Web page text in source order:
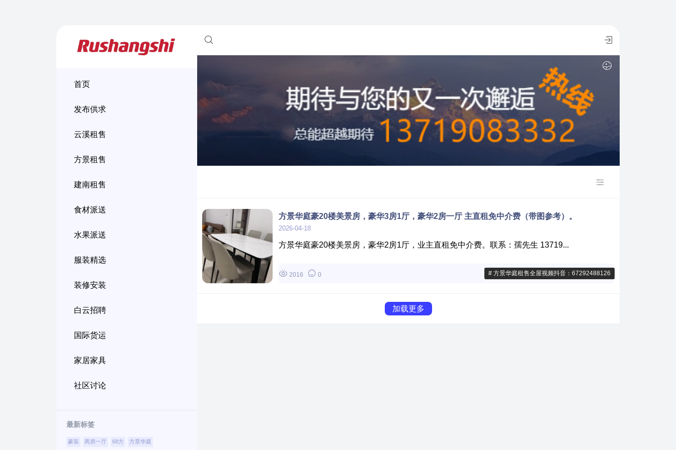
首页
发布供求
云溪租售
方景租售
建南租售
食材派送
水果派送
服装精选
装修安装
白云招聘
国际货运
家居家具
社区讨论
最新标签
豪装 两房一厅 68方 方景华庭
方景华庭豪20楼美景房，豪华3房1厅，豪华2房一厅 主直租免中介费（带图参考）。
2026-04-18
方景华庭豪20楼美景房，豪华2房1厅，业主直租免中介费。联系：孺先生 13719...
2016 0 # 方景华庭租售全屋视频抖音：67292488126
加载更多